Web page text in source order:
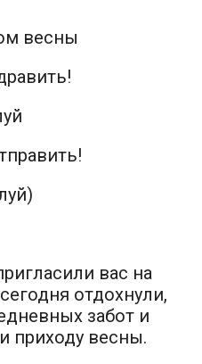
весны
вас на
отдохнули,
забот и
приходу весны.